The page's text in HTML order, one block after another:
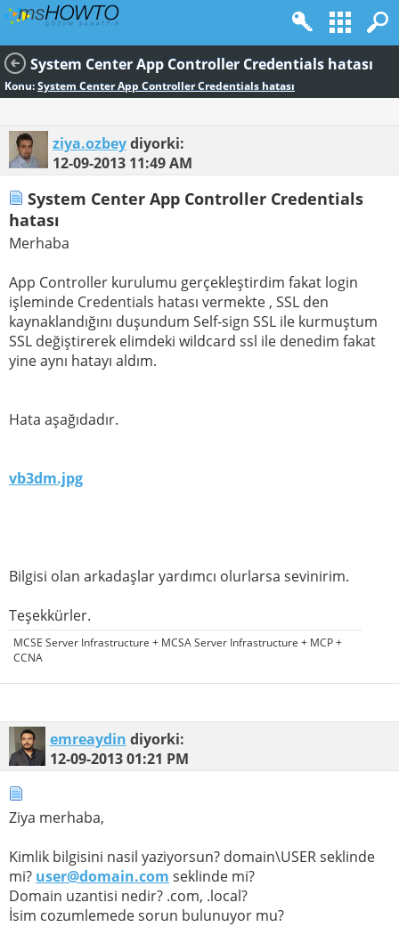
System Center App Controller Credentials hatası
Konu:System Center App Controller Credentials hatası
ziya.ozbeydiyorki:
12-09-2013 11:49 AM
System Center App Controller Credentials
hatası
Merhaba
App Controller kurulumu gerçekleştirdim fakat login
işleminde Credentials hatası vermekte , SSL den
kaynaklandığını duşundum Self-sign SSL ile kurmuştum
SSL değiştirerek elimdeki wildcard ssl ile denedim fakat
yine aynı hatayı aldım.
Hata aşağıdadır.
vb3dm.jpg
Bilgisi olan arkadaşlar yardımcı olurlarsa sevinirim.
Teşekkürler.
MCSE Server Infrastructure + MCSA Server Infrastructure + MCP +
CCNA
emreaydin diyorki:
12-09-201301:21 PM
Ziya merhaba,
Kimlik bilgisini nasil yaziyorsun? domain\USER seklinde
mi? user@domain.com seklinde mi?
Domain uzantisi nedir? .com, .local?
İsim cozumlemede sorun bulunuyor mu?